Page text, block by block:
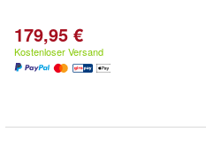
179,95 €
Kostenloser Versand